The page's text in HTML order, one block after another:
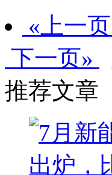
«上一页
下一页»
推荐文章